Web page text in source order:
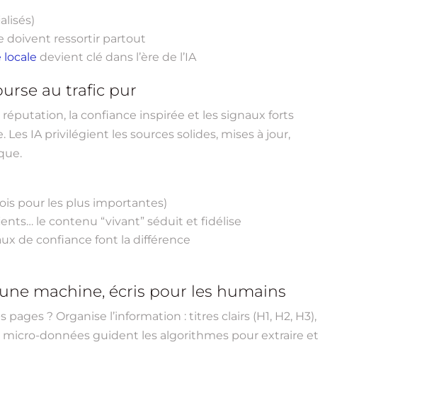
doivent ressortir partout
locale devient clé dans l’ère de l’IA
au trafic pur
réputation, la confiance inspirée et les signaux forts
IA privilégient les sources solides, mises à jour,
pour les plus importantes)
le contenu “vivant” séduit et fidélise
de confiance font la différence
machine, écris pour les humains
? Organise l’information : titres clairs (H1, H2, H3),
micro-données guident les algorithmes pour extraire et